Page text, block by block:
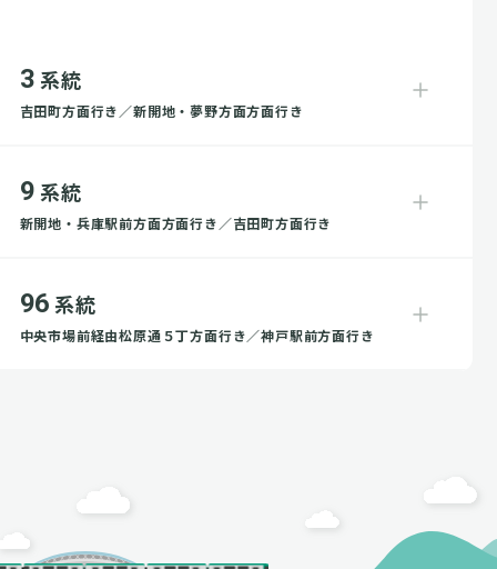
3 系統
吉田町方面行き／新開地・夢野方面方面行き
9 系統
新開地・兵庫駅前方面方面行き／吉田町方面行き
96 系統
中央市場前経由松原通５丁方面行き／神戸駅前方面行き